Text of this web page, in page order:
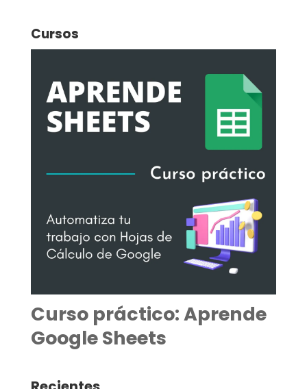
Cursos
Curso práctico: Aprende
Google Sheets